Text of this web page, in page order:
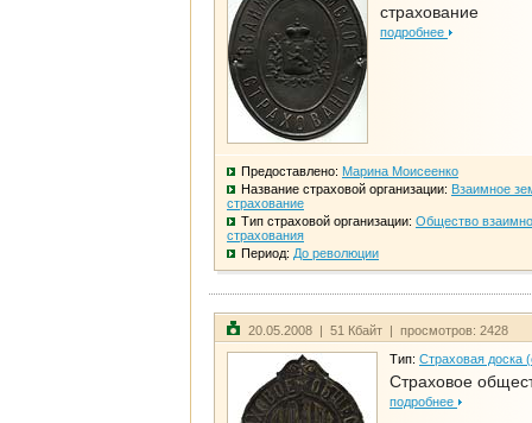
страхование
подробнее
Предоставлено: Марина Моисеенко
Название страховой организации: Взаимное
страхование
Тип страховой организации: Общество
страхования
Период: До революции
20.05.2008 | 51 Кбайт | просмотров: 2428
Тип: Страховая доска
Страховое
подробнее